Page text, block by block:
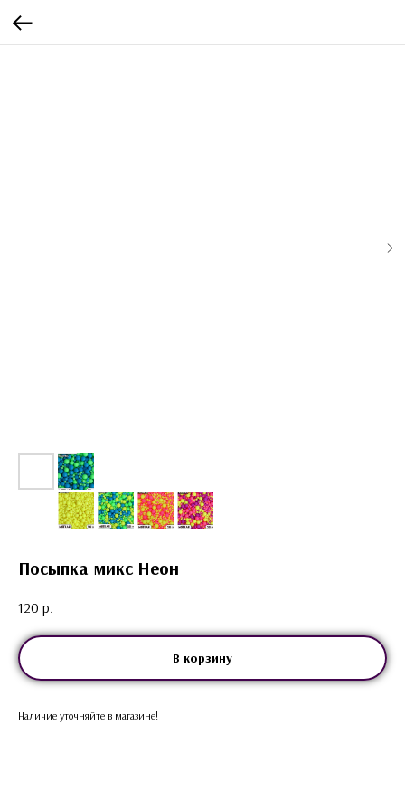
Посыпка микс Неон
120 р.
В корзину
Наличие уточняйте в магазине!